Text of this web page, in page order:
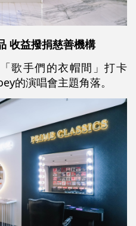
收益撥捐慈善機構
歌手們的衣帽間」打卡
的演唱會主題角落。